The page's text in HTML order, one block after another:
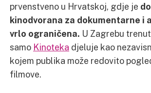
prvenstveno u Hrvatskoj, gdje je
kinodvorana za dokumentarne i
vrlo ograničena. U Zagrebu
samo Kinoteka djeluje kao
kojem publika može redovito
filmove.